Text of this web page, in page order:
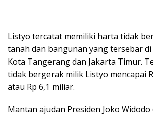
Listyo tercatat memiliki harta tidak
tanah dan bangunan yang tersebar di
Kota Tangerang dan Jakarta Timur.
tidak bergerak milik Listyo mencapai
atau Rp 6,1 miliar.
Mantan ajudan Presiden Joko Widodo